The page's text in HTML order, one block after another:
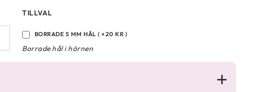
TILLVAL
BORRADE 5 MM HÅL ( +20 KR )
Borrade hål i hörnen